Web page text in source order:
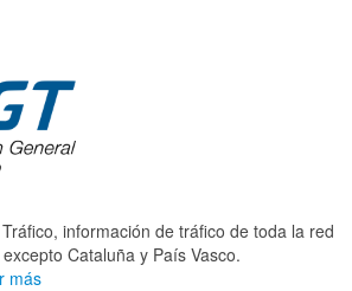
información de tráfico de toda la red
Cataluña y País Vasco.
más